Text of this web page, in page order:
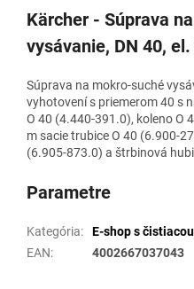
Kärcher - Súprava
vysávanie, DN 40,
Súprava na mokro-suché
vyhotovení s priemerom 40 s
O 40 (4.440-391.0), koleno O
m sacie trubice O 40 (6.900-
(6.905-873.0) a štrbinová
Parametre
Kategória:
E-shop s
EAN: 4002667037043